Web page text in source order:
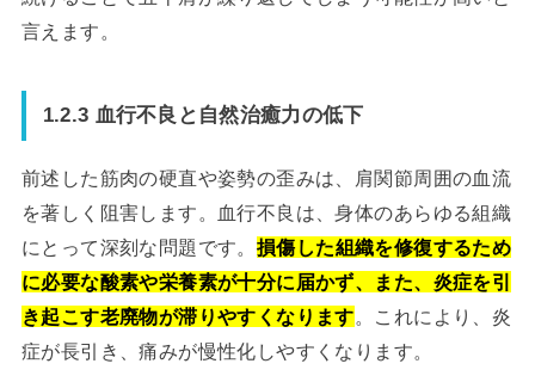
言えます。
1.2.3 血行不良と自然治癒力の低下
前述した筋肉の硬直や姿勢の歪みは、肩関節周囲の血流
を著しく阻害します。血行不良は、身体のあらゆる組織
にとって深刻な問題です。 損傷した組織を修復するため
に必要な酸素や栄養素が十分に届かず、また、炎症を引
き起こす老廃物が滞りやすくなります。これにより、炎
症が長引き、痛みが慢性化しやすくなります。